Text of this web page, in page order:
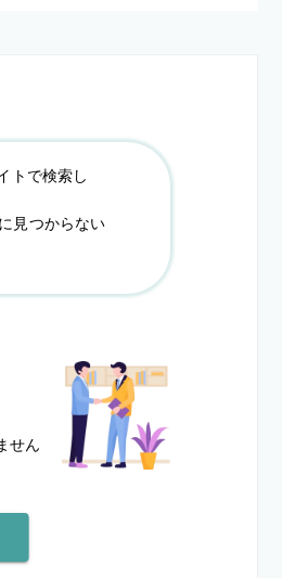
トで検索し
見つからない
せん